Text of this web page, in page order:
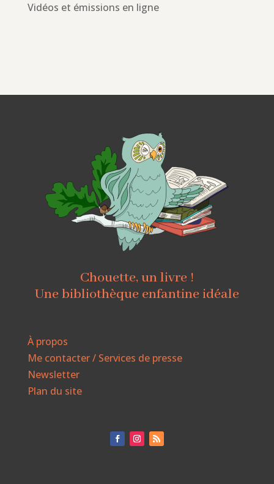
Vidéos et émissions en ligne
Chouette, un livre !
Une bibliothèque enfantine idéale
À propos
Me contacter / Services de presse
Newsletter
Plan du site